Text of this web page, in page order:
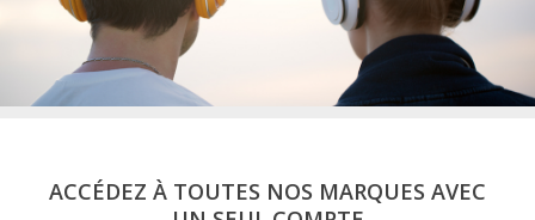
ACCÉDEZ À TOUTES NOS MARQUES AVEC